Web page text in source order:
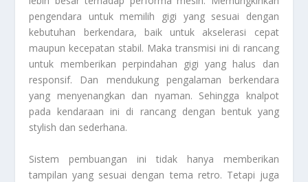
pengendara untuk memilih gigi yang sesuai dengan
kebutuhan berkendara, baik untuk akselerasi cepat
maupun kecepatan stabil. Maka transmisi ini di rancang
untuk memberikan perpindahan gigi yang halus dan
responsif. Dan mendukung pengalaman berkendara
yang menyenangkan dan nyaman. Sehingga knalpot
pada kendaraan ini di rancang dengan bentuk yang
stylish dan sederhana.
Sistem pembuangan ini tidak hanya memberikan
tampilan yang sesuai dengan tema retro. Tetapi juga